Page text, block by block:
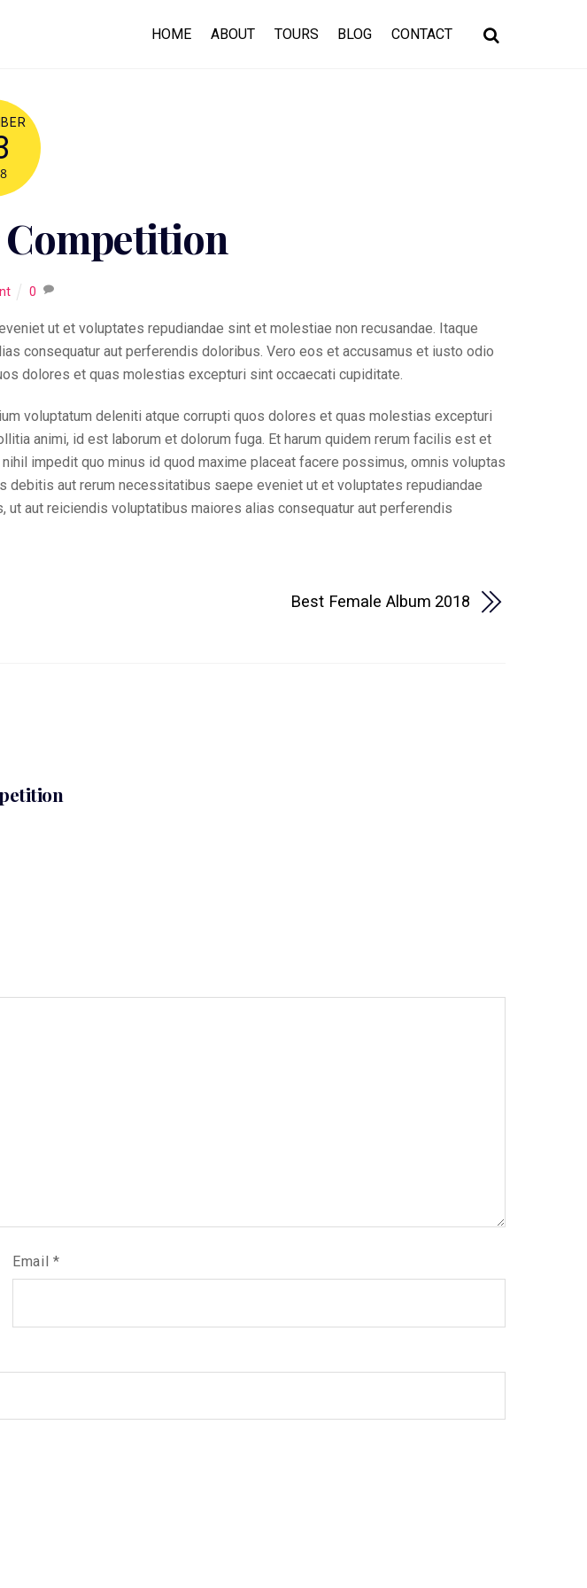
HOME ABOUT TOURS BLOG CONTACT
0
ut et voluptates repudiandae sint et molestiae non recusandae. Itaque
consequatur aut perferendis doloribus. Vero eos et accusamus et iusto odio
dolores et quas molestias excepturi sint occaecati cupiditate.
voluptatum deleniti atque corrupti quos dolores et quas molestias excepturi
animi, id est laborum et dolorum fuga. Et harum quidem rerum facilis est et
impedit quo minus id quod maxime placeat facere possimus, omnis voluptas
aut rerum necessitatibus saepe eveniet ut et voluptates repudiandae
aut reiciendis voluptatibus maiores alias consequatur aut perferendis
Best Female Album 2018
Email*